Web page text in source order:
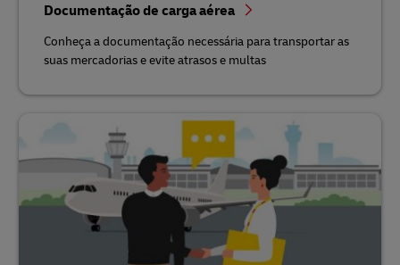
Documentação de carga aérea
Conheça a documentação necessária para transportar as
suas mercadorias e evite atrasos e multas